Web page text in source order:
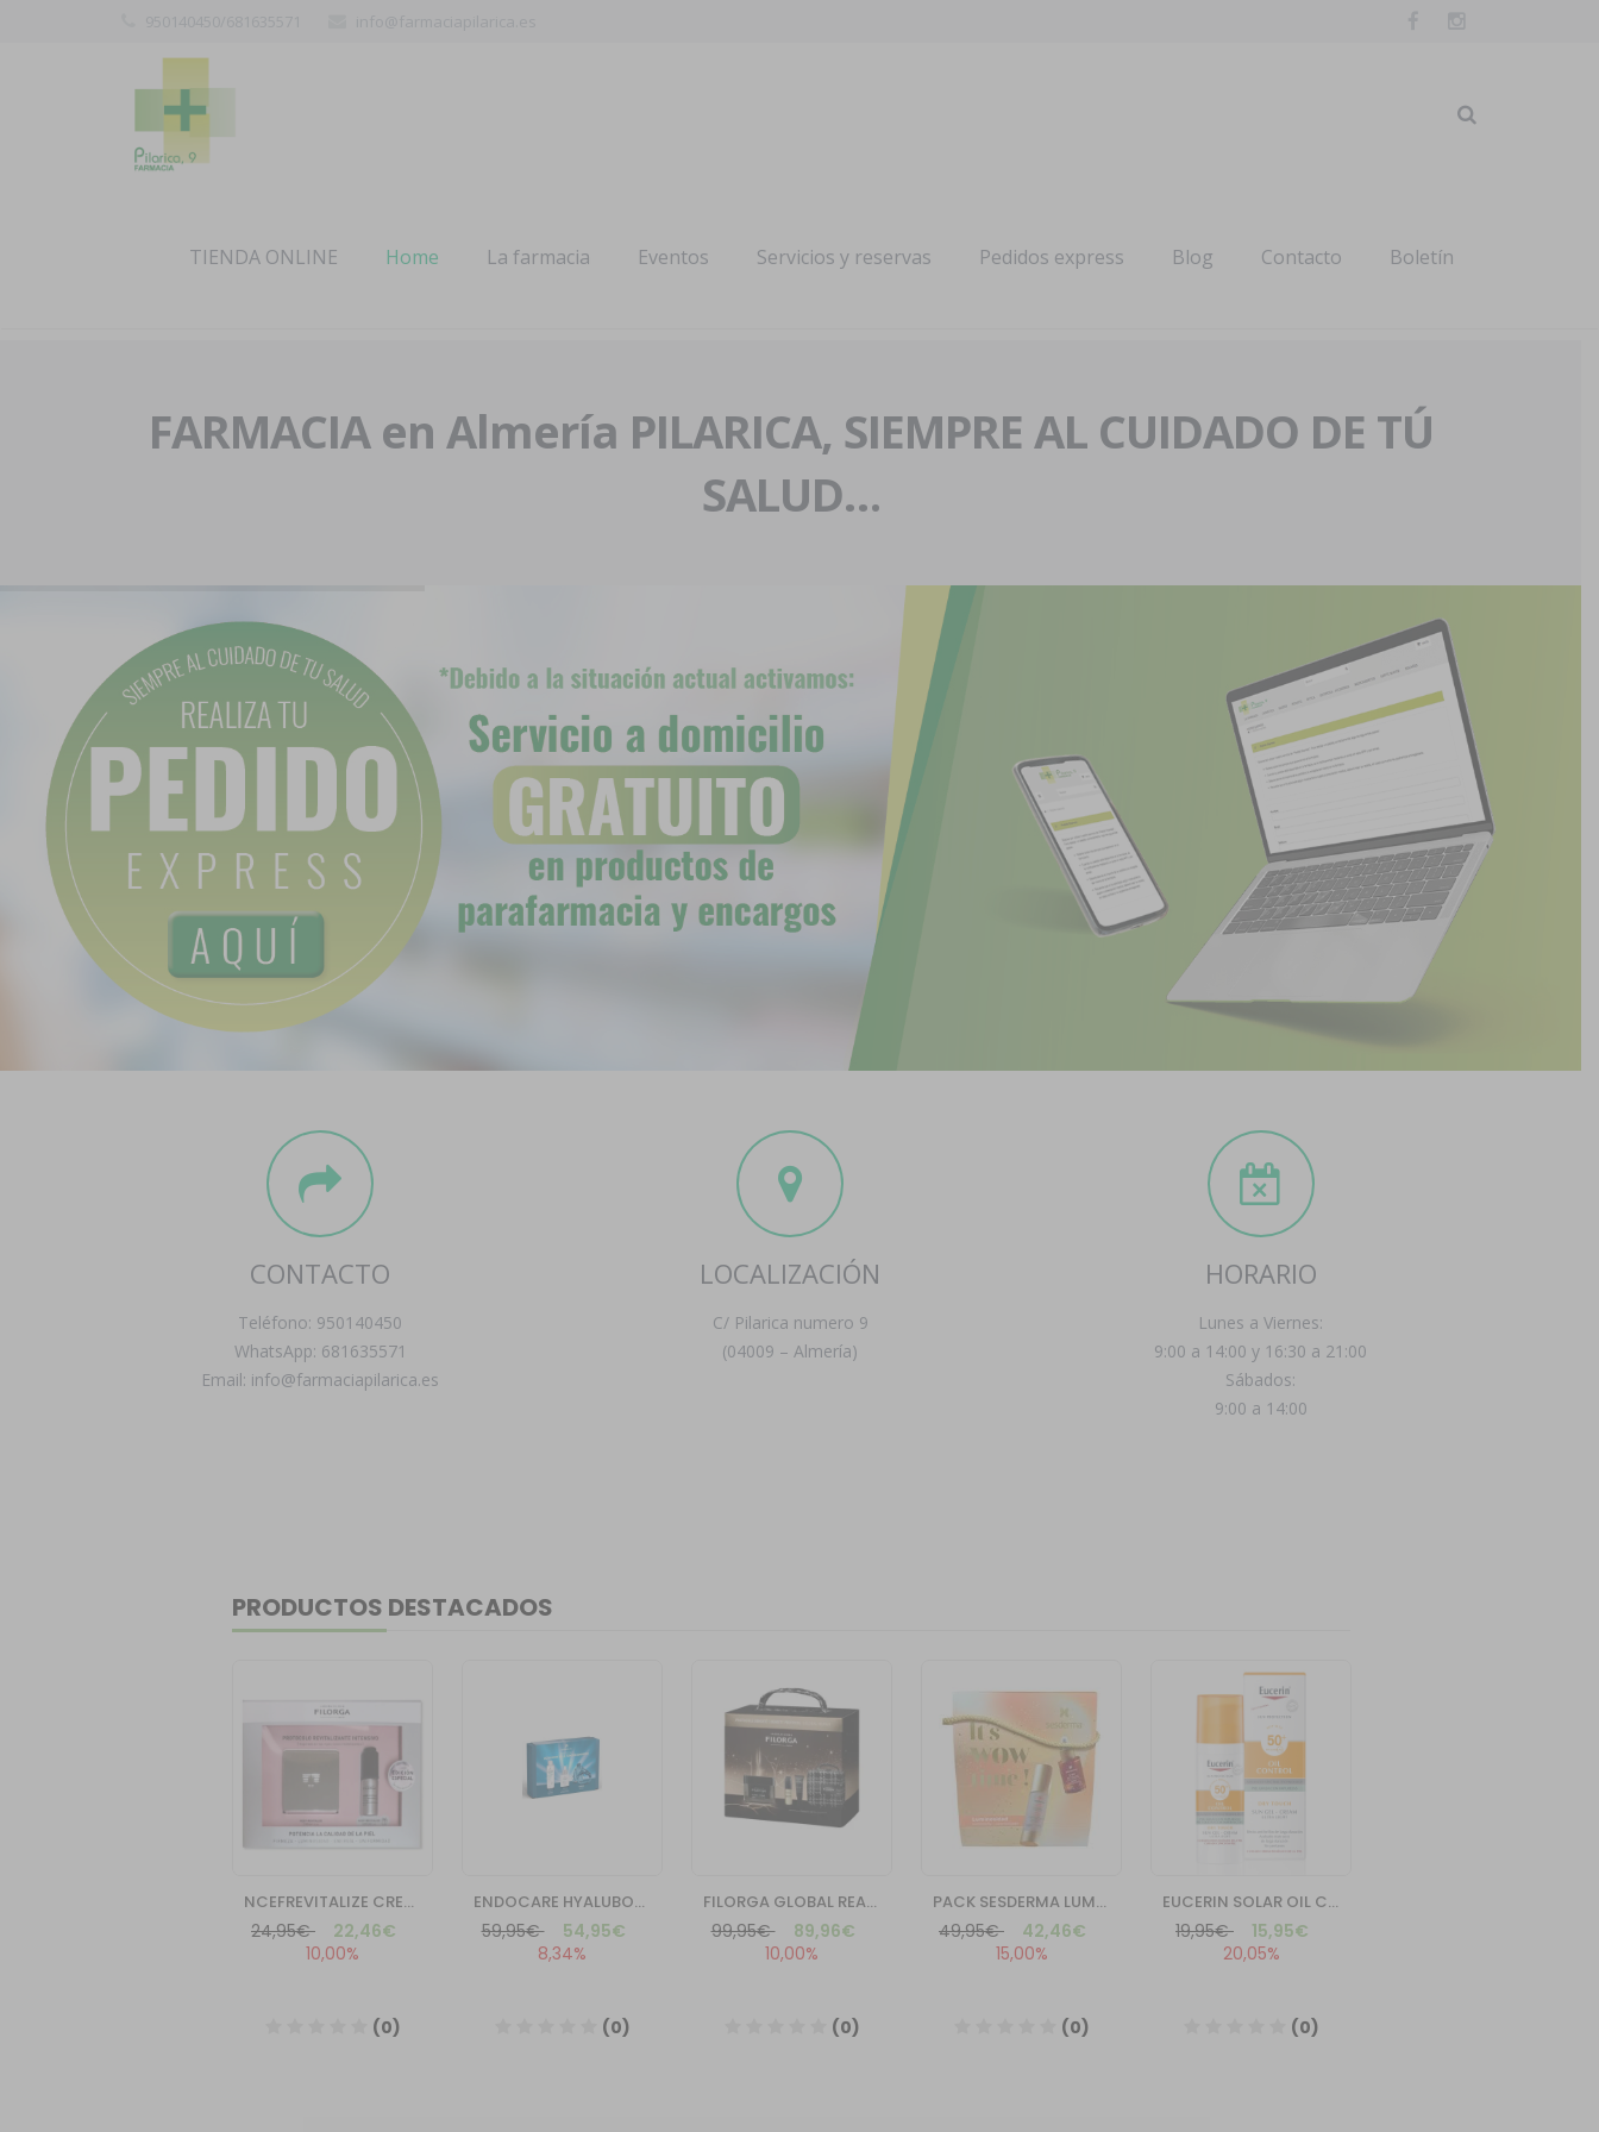
TIENDA ONLINE Home La farmacia Eventos Servicios y reservas Pedidos express Blog Contacto Boletín
FARMACIA en Almería PILARICA, SIEMPRE AL CUIDADO DE TÚ
SALUD…
CONTACTO
Teléfono: 950140450
WhatsApp: 681635571
Email: info@farmaciapilarica.es
LOCALIZACIÓN
C/ Pilarica numero 9
(04009 – Almería)
HORARIO
Lunes a Viernes:
9:00 a 14:00 y 16:30 a 21:00
Sábados:
9:00 a 14:00